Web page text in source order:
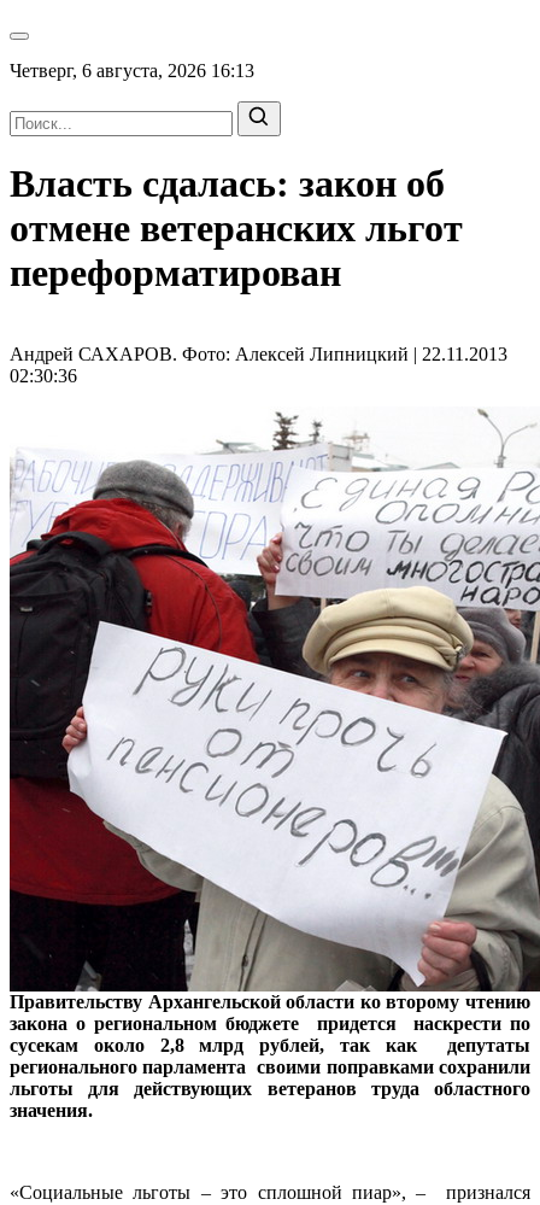
Четверг, 6 августа, 2026 16:13
Власть сдалась: закон об
отмене ветеранских льгот
переформатирован
Андрей САХАРОВ. Фото: Алексей Липницкий | 22.11.2013
02:30:36
Правительству Архангельской области ко второму чтению
закона о региональном бюджете придется наскрести по
сусекам около 2,8 млрд рублей, так как депутаты
регионального парламента своими поправками сохранили
льготы для действующих ветеранов труда областного
значения.
«Социальные льготы – это сплошной пиар», – признался